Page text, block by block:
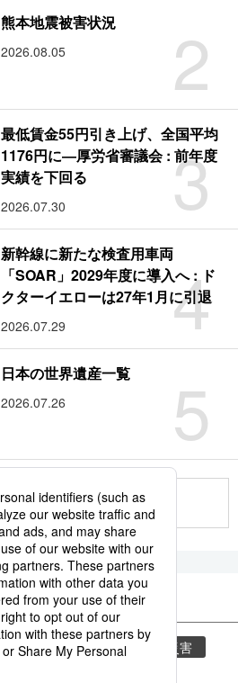
2
熊本地震被害状況
2026.08.05
3
最低賃金55円引き上げ、全国平均
1176円に―厚労省審議会 : 前年度
実績を下回る
2026.07.30
4
新幹線に新たな検査用車両
「SOAR」2029年度に導入へ : ド
クターイエローは27年1月に引退
2026.07.29
5
日本の世界遺産一覧
2026.07.26
っと見る
象庁 気象・災害
災害